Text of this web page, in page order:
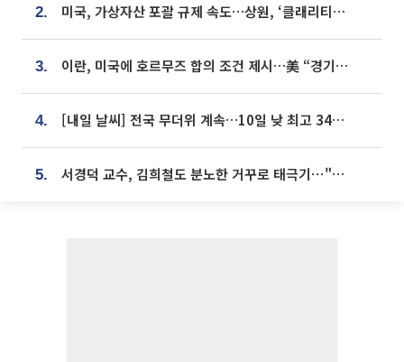
2. 미국, 가상자산 포괄 규제 속도…상원, ‘클래리티법’ 9월 절차투표 추진
3. 이란, 미국에 호르무즈 합의 조건 제시…美 “경기 아직 안 끝나” [종합]
4. [내일 날씨] 전국 무더위 계속…10일 낮 최고 34도 육박
5. 서경덕 교수, 김희철도 분노한 거꾸로 태극기⋯"엉터리는 아냐, 아쉬울 뿐"